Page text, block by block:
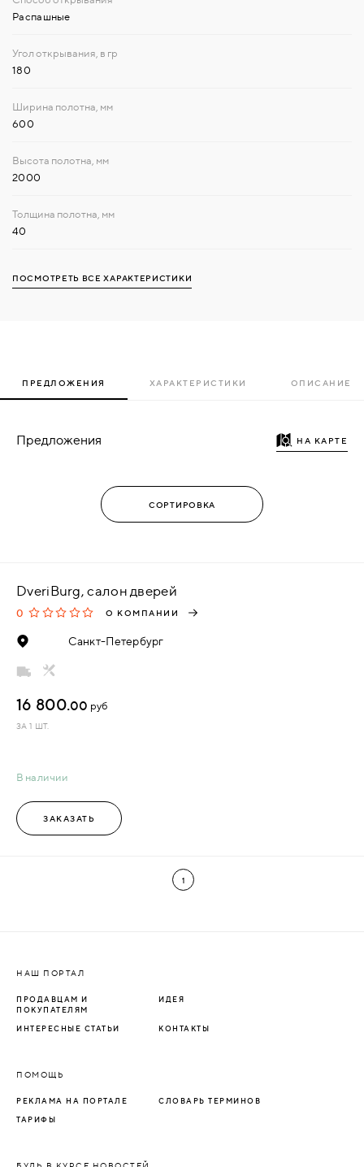
Распашные
180
600
2000
40
ПОСМОТРЕТЬ ВСЕ ХАРАКТЕРИСТИКИ
ПРЕДЛОЖЕНИЯ ХАРАКТЕРИСТИКИ ОПИСАНИЕ
Предложения НА КАРТЕ
DveriBurg, салон дверей
0 О КОМПАНИИ
Санкт-Петербург
В наличии
16 800.00 руб
ЗА 1 ШТ.
ЗАКАЗАТЬ
1
НАШ ПОРТАЛ
ПРОДАВЦАМ И
ПОКУПАТЕЛЯМ
ИДЕЯ
ИНТЕРЕСНЫЕ СТАТЬИ КОНТАКТЫ
ПОМОЩЬ
РЕКЛАМА НА ПОРТАЛЕ СЛОВАРЬ ТЕРМИНОВ
ТАРИФЫ